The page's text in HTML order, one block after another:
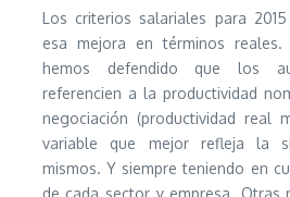
Los criterios salariales para
esa mejora en términos
hemos defendido que los
referencien a la productividad
negociación (productividad real
variable que mejor refleja la
mismos. Y siempre teniendo en
de cada sector y empresa. Otras